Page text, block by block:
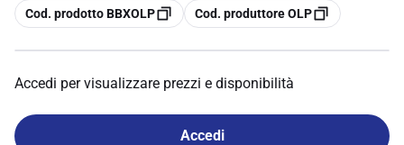
copia
Cod. prodotto BBXOLP copia
Cod. produttore OLP
Accedi per visualizzare prezzi e disponibilità
Accedi